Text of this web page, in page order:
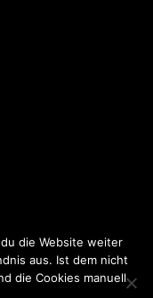
die Website weiter
aus. Ist dem nicht
die Cookies manuell